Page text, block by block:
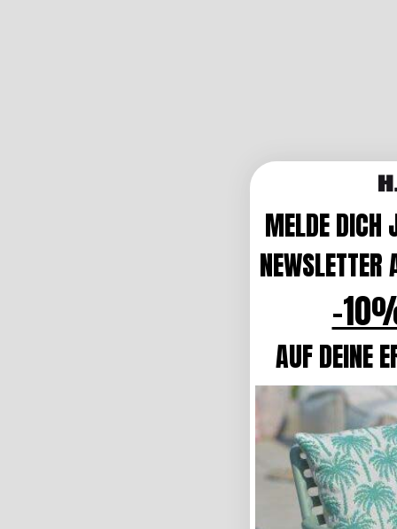
MELDE DICH
NEWSLETTER
-
AUF DEINE